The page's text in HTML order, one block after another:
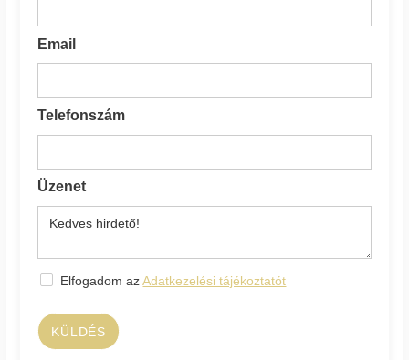
Email
Telefonszám
Üzenet
Elfogadom azAdatkezelési tájékoztatót
KÜLDÉS